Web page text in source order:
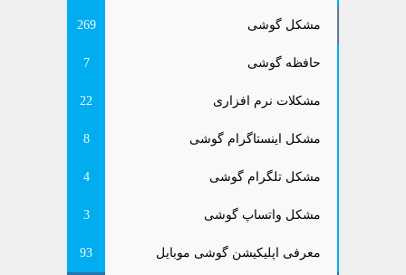
مشکل گوشی 269
حافظه گوشی 7
مشکلات نرم افزاری 22
مشکل اینستاگرام گوشی 8
مشکل تلگرام گوشی 4
مشکل واتساپ گوشی 3
معرفی اپلیکیشن گوشی موبایل 93